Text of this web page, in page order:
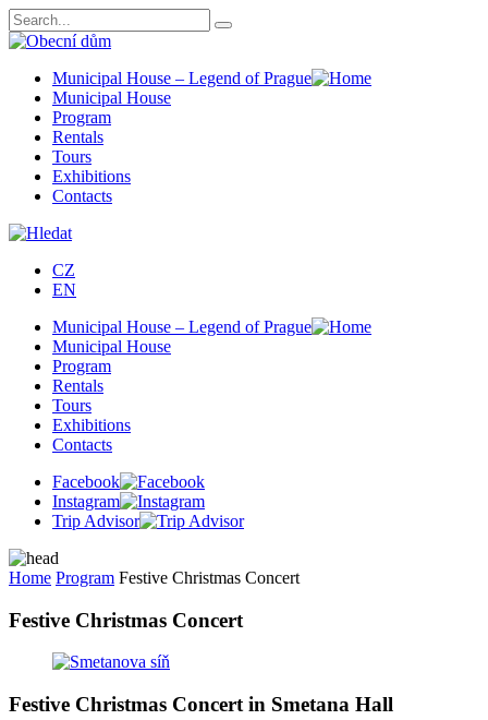
Municipal House – Legend of Prague
Municipal House
Program
Rentals
Tours
Exhibitions
Contacts
CZ
EN
Municipal House – Legend of Prague
Municipal House
Program
Rentals
Tours
Exhibitions
Contacts
Facebook
Instagram
Trip Advisor
Home Program Festive Christmas Concert
Festive Christmas Concert
Festive Christmas Concert in Smetana Hall